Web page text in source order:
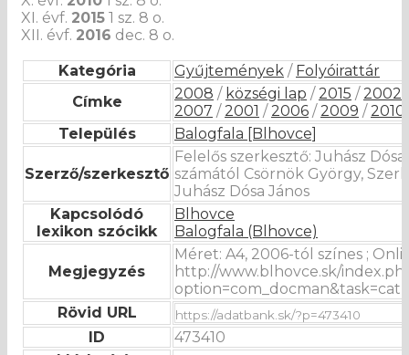
XI. évf. 2015 1 sz. 8 o.
XII. évf. 2016 dec. 8 o.
Kategória Gyűjtemények / Folyóirattár
Címke
2008 / községi lap / 2015 / 2002
2007 / 2001 / 2006 / 2009 / 2010
Település
Balogfala [Blhovce]
Szerző/szerkesztő
Felelős szerkesztő: Juhász Dósa
számától Csörnök György,
Juhász Dósa János
Kapcsolódó
lexikon szócikk
Blhovce
Balogfala (Blhovce)
Megjegyzés
Méret: A4, 2006-tól színes ;
http://www.blhovce.sk/
Rövid URL
ID
473410